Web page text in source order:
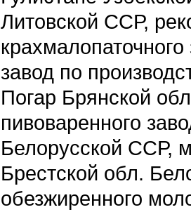
Литовской ССР,
завод по
Погар Брянской
пивоваренного
Белорусской ССР,
Брестской обл.
обезжиренного